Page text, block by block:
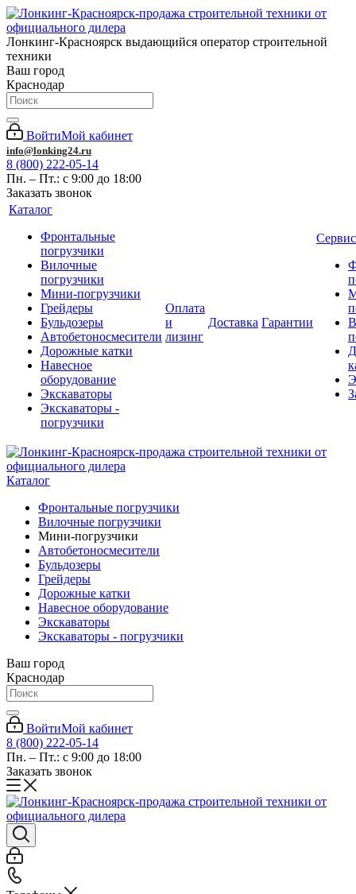
Лонкинг-Красноярск выдающийся оператор строительной
техники
Ваш город
Краснодар
ВойтиМой кабинет
info@lonking24.ru
8 (800) 222-05-14
Пн. – Пт.: с 9:00 до 18:00
Заказать звонок
Каталог
Фронтальные
погрузчики
Вилочные
погрузчики
Мини-погрузчики
Грейдеры
Бульдозеры
Автобетоносмесители
Дорожные катки
Навесное
оборудование
Экскаваторы
Экскаваторы -
погрузчики
Оплата
и
лизинг
Доставка Гарантии
Каталог
Фронтальные погрузчики
Вилочные погрузчики
Мини-погрузчики
Автобетоносмесители
Бульдозеры
Грейдеры
Дорожные катки
Навесное оборудование
Экскаваторы
Экскаваторы - погрузчики
Ваш город
Краснодар
ВойтиМой кабинет
8 (800) 222-05-14
Пн. – Пт.: с 9:00 до 18:00
Заказать звонок